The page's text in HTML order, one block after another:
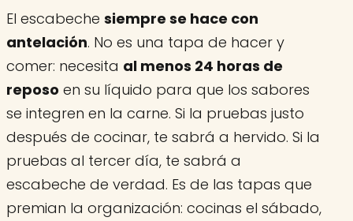
El escabeche siempre se hace con
antelación. No es una tapa de hacer y
comer: necesita al menos 24 horas de
reposo en su líquido para que los sabores
se integren en la carne. Si la pruebas justo
después de cocinar, te sabrá a hervido. Si la
pruebas al tercer día, te sabrá a
escabeche de verdad. Es de las tapas que
premian la organización: cocinas el sábado,